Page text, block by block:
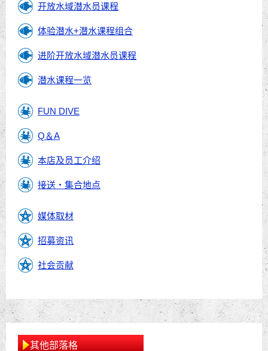
开放水域潜水员课程
体验潜水+潜水课程组合
进阶开放水域潜水员课程
潜水课程一览
FUN DIVE
Q＆A
本店及员工介绍
接送・集合地点
媒体取材
招募资讯
社会贡献
其他部落格